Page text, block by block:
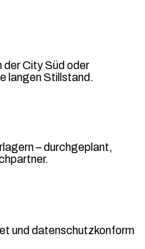
der City Süd oder
langen Stillstand.
– durchgeplant,
und datenschutzkonform